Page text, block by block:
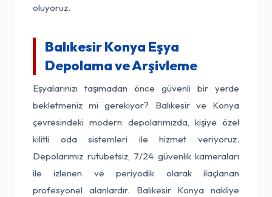
oluyoruz.
Balıkesir Konya Eşya
Depolama ve Arşivleme
Eşyalarınızı taşımadan önce güvenli bir yerde
bekletmeniz mi gerekiyor? Balıkesir ve Konya
çevresindeki modern depolarımızda, kişiye özel
kilitli oda sistemleri ile hizmet veriyoruz.
Depolarımız rutubetsiz, 7/24 güvenlik kameraları
ile izlenen ve periyodik olarak ilaçlanan
profesyonel alanlardır. Balıkesir Konya nakliye